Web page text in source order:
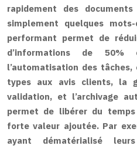
rapidement des
simplement quelques
performant permet de
d’informations de
l’automatisation des tâches,
types aux avis clients, la
validation, et l’archivage
permet de libérer du
forte valeur ajoutée. Par
ayant dématérialisé